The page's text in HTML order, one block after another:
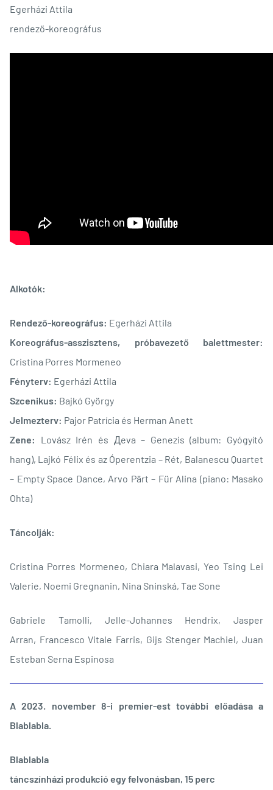
Egerházi Attila
rendező-koreográfus
Alkotók:
Rendező-koreográfus: Egerházi Attila
Koreográfus-asszisztens, próbavezető balettmester:
Cristina Porres Mormeneo
Fényterv: Egerházi Attila
Szcenikus: Bajkó György
Jelmezterv: Pajor Patrícia és Herman Anett
Zene:
Lovász Irén és Дeva – Genezis (album: Gyógyító
hang), Lajkó Félix és az Óperentzia – Rét, Balanescu Quartet
– Empty Space Dance, Arvo Pärt – Für Alina (piano: Masako
Ohta)
Táncolják:
Cristina Porres Mormeneo, Chiara Malavasi, Yeo Tsing Lei
Valerie, Noemi Gregnanin, Nina Sninská, Tae Sone
Gabriele Tamolli, Jelle-Johannes Hendrix, Jasper
Arran, Francesco Vitale Farris, Gijs Stenger Machiel, Juan
Esteban Serna Espinosa
A 2023. november 8-i premier-est további előadása a
Blablabla.
Blablabla
táncszínházi produkció egy felvonásban, 15 perc